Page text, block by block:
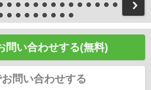
問い合わせする(無料)
問い合わせする